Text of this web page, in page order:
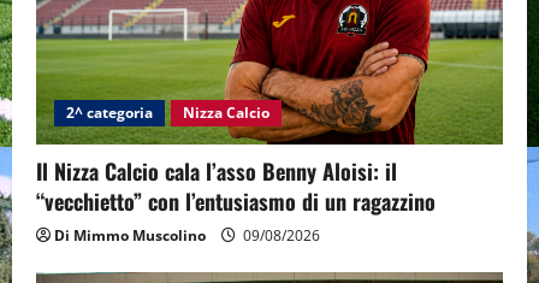
2^ categoria Nizza Calcio
Il Nizza Calcio cala l’asso Benny Aloisi: il
“vecchietto” con l’entusiasmo di un ragazzino
Di Mimmo Muscolino 09/08/2026